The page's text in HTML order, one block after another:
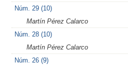
Núm. 29 (10)
Martín Pérez Calarco
Núm. 28 (10)
Martín Pérez Calarco
Núm. 26 (9)